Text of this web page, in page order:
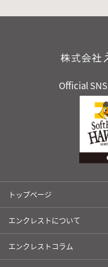
Official SNS
トップページ
エンクレストについて
エンクレストコラム